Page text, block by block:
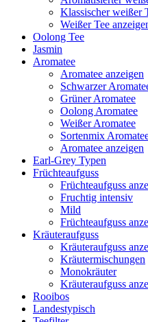
Klassischer weißer
Weißer Tee
Oolong Tee
Jasmin
Aromatee
Aromatee anzeigen
Schwarzer
Grüner Aromatee
Oolong Aromatee
Weißer Aromatee
Sortenmix
Aromatee anzeigen
Earl-Grey Typen
Früchteaufguss
Früchteaufguss
Fruchtig intensiv
Mild
Früchteaufguss
Kräuteraufguss
Kräuteraufguss
Kräutermischungen
Monokräuter
Kräuteraufguss
Rooibos
Landestypisch